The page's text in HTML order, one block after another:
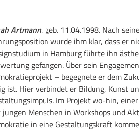
Artmann, geb. 11.04.1998. Nach
wurde ihm klar, dass er
in Hamburg führte ihn
gefangen. Über sein
– begegnete er dem
ist. Hier verbindet er Bildung, Kunst
Im Projekt wo-hin,
jungen Menschen in Workshops und
in eine Gestaltungskraft